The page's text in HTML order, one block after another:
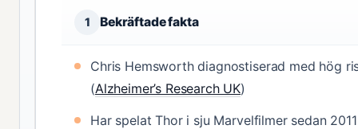
1 Bekräftade fakta
Chris Hemsworth diagnostiserad med hög
(Alzheimer’s Research UK)
Har spelat Thor i sju Marvelfilmer sedan